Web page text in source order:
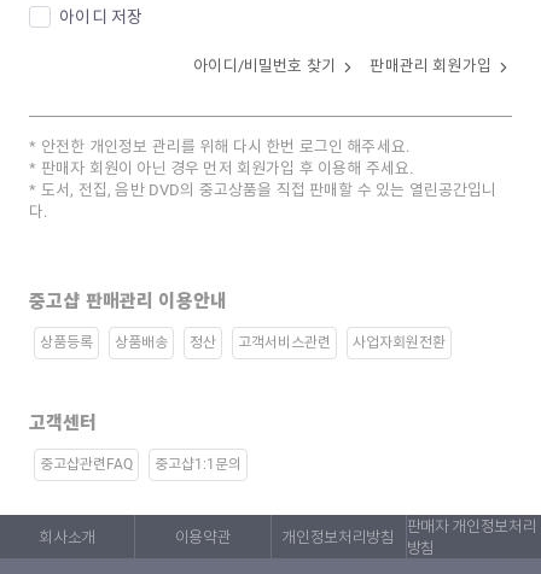
아이디 저장
아이디/비밀번호 찾기 판매관리 회원가입
안전한 개인정보 관리를 위해 다시 한번 로그인 해주세요.
판매자 회원이 아닌 경우 먼저 회원가입 후 이용해 주세요.
도서, 전집, 음반 DVD의 중고상품을 직접 판매할 수 있는 열린공간입니
다.
중고샵 판매관리 이용안내
상품등록 상품배송 정산 고객서비스관련 사업자회원전환
고객센터
중고샵관련FAQ 중고샵1:1문의
회사소개 이용약관 개인정보처리방침
판매자 개인정보처리
방침